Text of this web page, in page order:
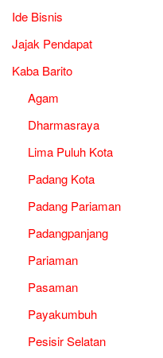
Ide Bisnis
Jajak Pendapat
Kaba Barito
Agam
Dharmasraya
Lima Puluh Kota
Padang Kota
Padang Pariaman
Padangpanjang
Pariaman
Pasaman
Payakumbuh
Pesisir Selatan